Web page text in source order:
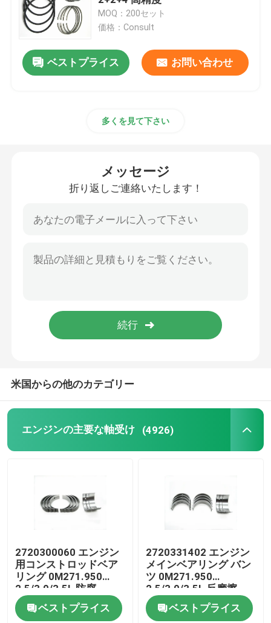
クランク軸の主要な軸受け
車のメインベアリング
ディーゼル機関軸受け
オートエンジンベアリング
エンジンのピストン・リング
ピストンリングセット
空気圧縮機ピストンリング
オイル制御リング
MOQ：200セット
価格：Consult
ベストプライス お問い合わせ
多くを見て下さい
メッセージ
折り返しご連絡いたします！
米国からの他のカテゴリー
エンジンの主要な軸受け (4926)
2720300060 エンジン
用コンストロッドベア
リング 0M271.950
2.5/3.0/3.5L 防腐
ベストプライス
2720331402 エンジン
メインベアリング バン
ツ 0M271.950
2.5/3.0/3.5L 反摩擦
ベストプライス